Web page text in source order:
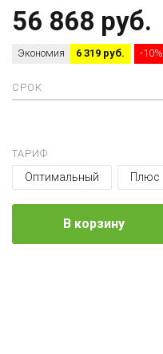
56 868 руб.
Экономия 6 319 руб. -10%
СРОК
ТАРИФ
Оптимальный Плюс
В корзину